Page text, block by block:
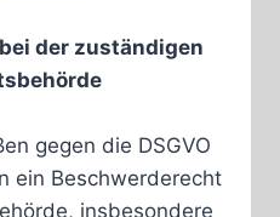
der zuständigen
gegen die DSGVO
ein Beschwerderecht
insbesondere